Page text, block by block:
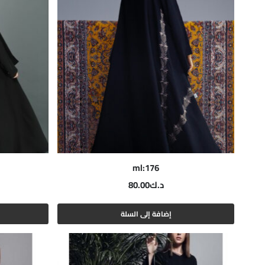
ml:176
د.ك80.00
إضافة إلى السلة